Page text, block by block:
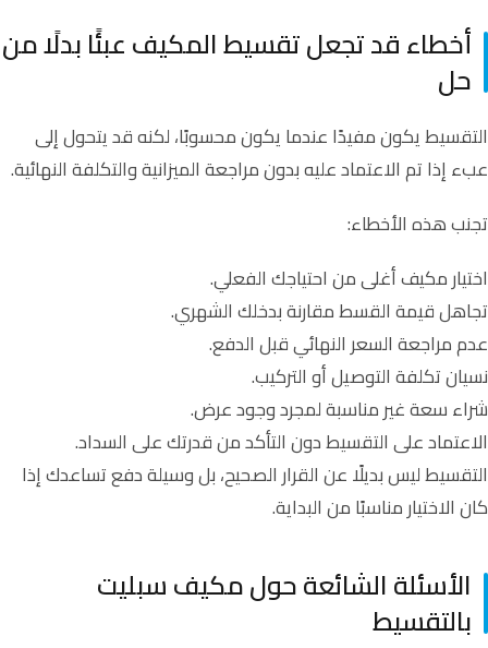
أخطاء قد تجعل تقسيط المكيف عبئًا بدلًا من
حل
التقسيط يكون مفيدًا عندما يكون محسوبًا، لكنه قد يتحول إلى
عبء إذا تم الاعتماد عليه بدون مراجعة الميزانية والتكلفة النهائية.
تجنب هذه الأخطاء:
اختيار مكيف أغلى من احتياجك الفعلي.
تجاهل قيمة القسط مقارنة بدخلك الشهري.
عدم مراجعة السعر النهائي قبل الدفع.
نسيان تكلفة التوصيل أو التركيب.
شراء سعة غير مناسبة لمجرد وجود عرض.
الاعتماد على التقسيط دون التأكد من قدرتك على السداد.
التقسيط ليس بديلًا عن القرار الصحيح، بل وسيلة دفع تساعدك إذا
كان الاختيار مناسبًا من البداية.
الأسئلة الشائعة حول مكيف سبليت
بالتقسيط